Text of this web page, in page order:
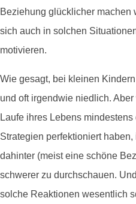
Beziehung glücklicher machen
sich auch in solchen
motivieren.
Wie gesagt, bei kleinen
und oft irgendwie niedlich.
Laufe ihres Lebens
Strategien perfektioniert
dahinter (meist eine schöne
schwerer zu durchschauen.
solche Reaktionen wesentlich